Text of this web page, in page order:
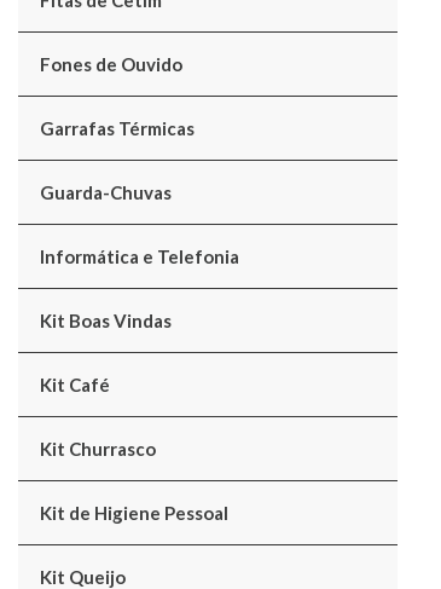
Fones de Ouvido
Garrafas Térmicas
Guarda-Chuvas
Informática e Telefonia
Kit Boas Vindas
Kit Café
Kit Churrasco
Kit de Higiene Pessoal
Kit Queijo